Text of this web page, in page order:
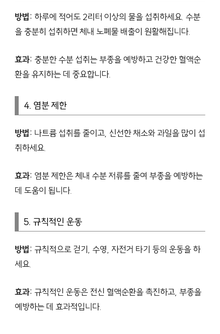
방법: 하루에 적어도 2리터 이상의 물을 섭취하세요. 수분
을 충분히 섭취하면 체내 노폐물 배출이 원활해집니다.
효과: 충분한 수분 섭취는 부종을 예방하고 건강한 혈액순
환을 유지하는 데 중요합니다.
4. 염분 제한
방법: 나트륨 섭취를 줄이고, 신선한 채소와 과일을 많이 섭
취하세요.
효과: 염분 제한은 체내 수분 저류를 줄여 부종을 예방하는
데 도움이 됩니다.
5. 규칙적인 운동
방법: 규칙적으로 걷기, 수영, 자전거 타기 등의 운동을 하
세요.
효과: 규칙적인 운동은 전신 혈액순환을 촉진하고, 부종을
예방하는 데 효과적입니다.